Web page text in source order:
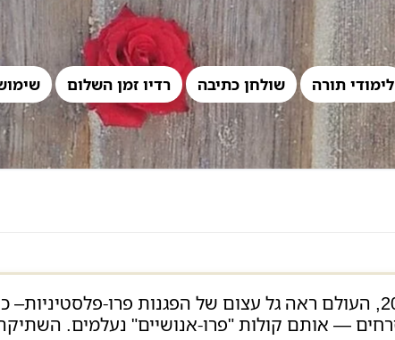
לימודי תורה שולחן כתיבה רדיו זמן השלום
מאז פרוץ מלחמת חמאס–ישראל באוקטובר 2023, העולם ראה גל עצום של
— אותם קולות "פרו‑אנושיים" נעלמים.